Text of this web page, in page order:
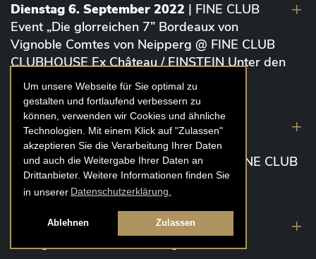
Um unsere Webseite für Sie optimal zu
gestalten und fortlaufend verbessern zu
können, verwenden wir Cookies und ähnliche
Technologien. Mit einem Klick auf "Zulassen"
akzeptieren Sie die Verarbeitung Ihrer Daten
und auch die Weitergabe Ihrer Daten an
Drittanbieter. Weitere Informationen finden Sie
in unserer Datenschutzerklärung.
Ablehnen Zulassen
Dienstag 6. September 2022 | FINE CLUB
Event „Die glorreichen 7” Bordeaux von
Vignoble Comtes von Neipperg @ FINE CLUB
CLUBHOUSE Ex Château / EINSTEIN Unter den
Linden (Berlin)
19. August 2022| FINE CLUB Academy
Caviar „Die glorreichen 7“ Riesling Große
Gewächse von der Mosel aus 2020 @ FINE CLUB
Clubhouse Prunier Cologne (Köln)
29. Juli 2022
| Weinbergwanderung
Weingüter Geheimrat J. Wegeler